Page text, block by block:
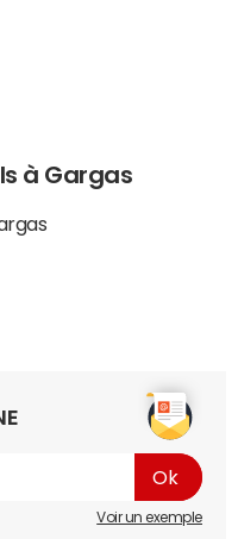
à Gargas
Voir un exemple